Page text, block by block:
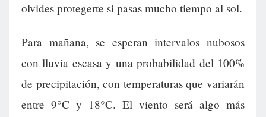
olvides protegerte si pasas mucho tiempo al sol.
Para mañana, se esperan intervalos nubosos
con lluvia escasa y una probabilidad del 100%
de precipitación, con temperaturas que variarán
entre 9°C y 18°C. El viento será algo más